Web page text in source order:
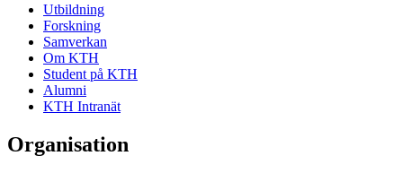
Utbildning
Forskning
Samverkan
Om KTH
Student på KTH
Alumni
KTH Intranät
Organisation